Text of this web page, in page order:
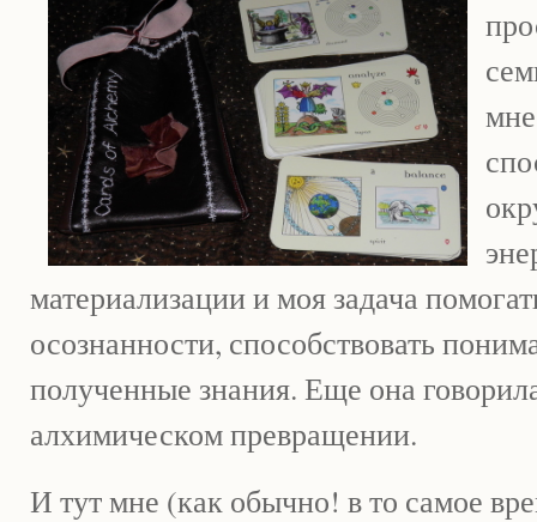
материализации и моя задача
осознанности, способствовать
полученные знания. Еще она
алхимическом превращении.
И тут мне (как обычно! в то самое